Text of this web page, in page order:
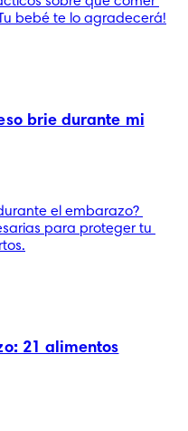
bebé te lo agradecerá!
brie durante mi
el embarazo?
para proteger tu
21 alimentos